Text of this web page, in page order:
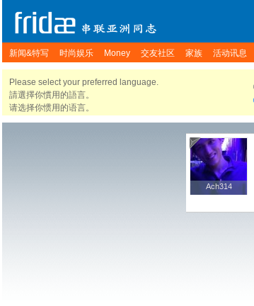
新闻&特写 时尚娱乐 Money 交友社区 家族 活动讯息
Please select your preferred language.
請選擇你慣用的語言。
请选择你惯用的语言。
Ach314
Ach314